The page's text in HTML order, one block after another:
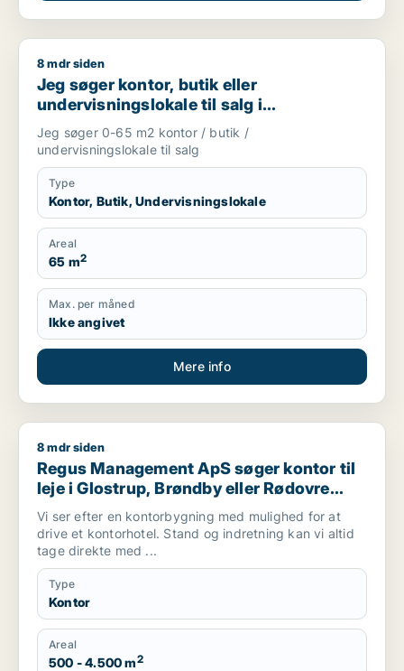
Jeg søger kontor, butik eller undervisningslokale til salg i
8 mdr siden
Jeg søger kontor, butik eller
undervisningslokale til salg i
Storkøbenhavn, Nordsjælland eller Fyn
m.fl.
Jeg søger 0-65 m2 kontor / butik /
undervisningslokale til salg
Type
Kontor, Butik, Undervisningslokale
Areal
65 m2
Max. per måned
Ikke angivet
Mere info
Regus Management ApS søger kontor til leje i Glostrup,
8 mdr siden
Regus Management ApS søger kontor til
leje i Glostrup, Brøndby eller Rødovre
m.fl.
Vi ser efter en kontorbygning med mulighed for at
drive et kontorhotel. Stand og indretning kan vi altid
tage direkte med ...
Type
Kontor
Areal
500 - 4.500 m2